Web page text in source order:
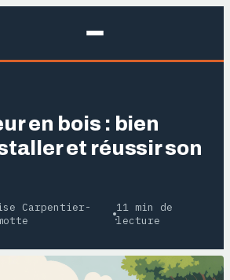
en bois : bien
et réussir son
Carpentier-
·
11 min de
lecture